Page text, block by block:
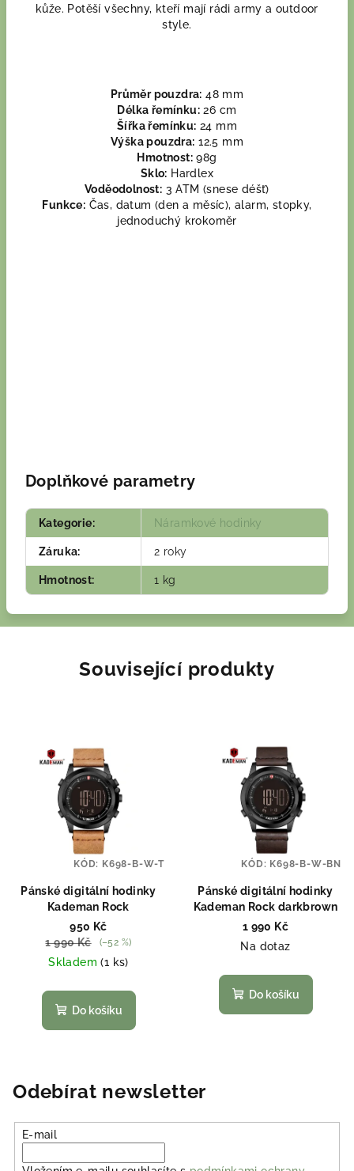
kůže. Potěší všechny, kteří mají rádi army a outdoor
style.
Průměr pouzdra: 48 mm
Délka řemínku: 26 cm
Šířka řemínku: 24 mm
Výška pouzdra: 12.5 mm
Hmotnost: 98g
Sklo: Hardlex
Voděodolnost: 3 ATM (snese déšť)
Funkce: Čas, datum (den a měsíc), alarm, stopky,
jednoduchý krokoměr
Doplňkové parametry
Kategorie: Náramkové hodinky
Záruka: 2 roky
Hmotnost: 1 kg
Související produkty
Pánské digitální hodinky
Kademan Rock
950 Kč
1 990 Kč
(–52 %)
Skladem(1 ks)
Do košíku
KÓD: K698-B-W-T
Pánské digitální hodinky
Kademan Rock darkbrown
1 990 Kč
Na dotaz
Do košíku
KÓD: K698-B-W-BN
Odebírat newsletter
E-mail